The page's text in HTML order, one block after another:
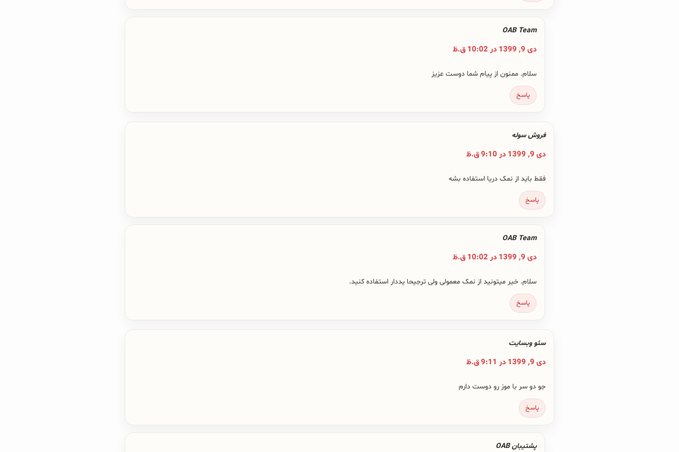
OAB Team
دی 9, 1399 در 10:02 ق.ظ
سلام. ممنون از پیام شما دوست عزیز
پاسخ
فروش سوله
دی 9, 1399 در 9:10 ق.ظ
فقط باید از نمک دریا استفاده بشه
پاسخ
OAB Team
دی 9, 1399 در 10:02 ق.ظ
سلام. خیر میتونید از نمک معمولی ولی ترجیحا یددار استفاده کنید.
پاسخ
سئو وبسایت
دی 9, 1399 در 9:11 ق.ظ
جو دو سر با موز رو دوست دارم
پاسخ
پشتیبان OAB